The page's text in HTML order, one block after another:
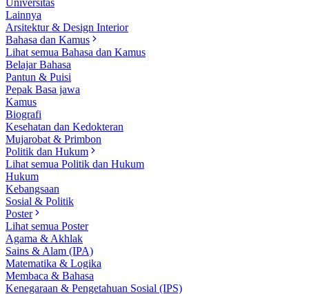
Universitas
Lainnya
Arsitektur & Design Interior
Bahasa dan Kamus
Lihat semua Bahasa dan Kamus
Belajar Bahasa
Pantun & Puisi
Pepak Basa jawa
Kamus
Biografi
Kesehatan dan Kedokteran
Mujarobat & Primbon
Politik dan Hukum
Lihat semua Politik dan Hukum
Hukum
Kebangsaan
Sosial & Politik
Poster
Lihat semua Poster
Agama & Akhlak
Sains & Alam (IPA)
Matematika & Logika
Membaca & Bahasa
Kenegaraan & Pengetahuan Sosial (IPS)